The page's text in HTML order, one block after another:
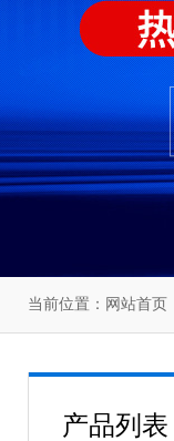
当前位置： 网站首页
产品列表